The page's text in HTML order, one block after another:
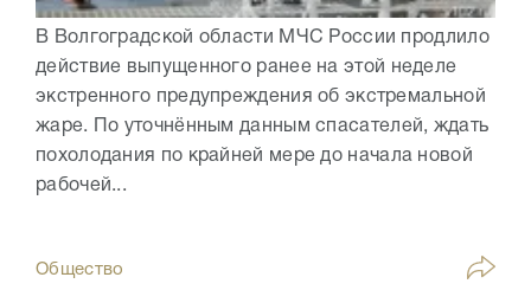
В Волгоградской области МЧС России продлило
действие выпущенного ранее на этой неделе
экстренного предупреждения об экстремальной
жаре. По уточнённым данным спасателей, ждать
похолодания по крайней мере до начала новой
рабочей...
Общество